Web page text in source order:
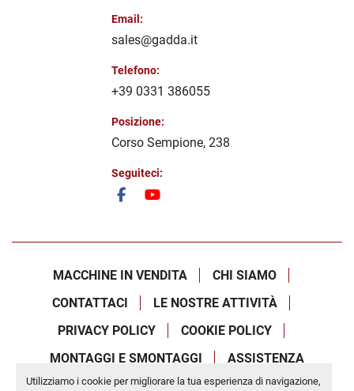
Utilizziamo i cookie per migliorare la tua esperienza di navigazione,
Email:
sales@gadda.it
Telefono:
+39 0331 386055
Posizione:
Corso Sempione, 238
Seguiteci:
facebookyoutube
MACCHINE IN VENDITA
CHI SIAMO
CONTATTACI
LE NOSTRE ATTIVITÀ
PRIVACY POLICY
COOKIE POLICY
MONTAGGI E SMONTAGGI
ASSISTENZA
Personalizza le preferenze sui Cookies